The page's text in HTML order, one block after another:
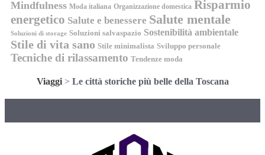
Mindfulness Moda italiana Organizzazione domestica Risparmio
energetico Salute e benessere Salute mentale
Soluzioni di storage Soluzioni salvaspazio Sostenibilità ambientale
Stile di vita sano Stile minimalista Sviluppo personale
Tecniche di rilassamento Tendenze moda
Viaggi> Le città storiche più belle della Toscana